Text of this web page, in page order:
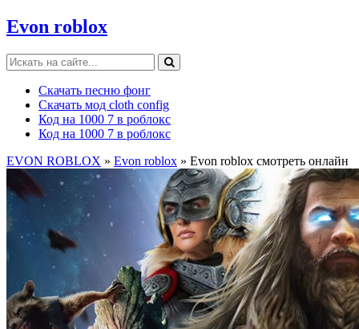
Evon roblox
Скачать песню фонг
Скачать мод cloth config
Код на 1000 7 в роблокс
Код на 1000 7 в роблокс
EVON ROBLOX » Evon roblox » Evon roblox смотреть онлайн